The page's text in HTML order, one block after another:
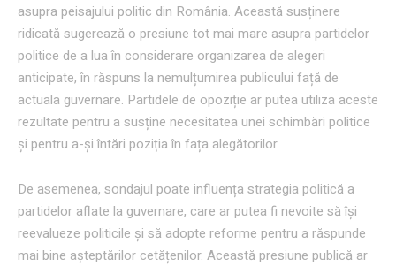
asupra peisajului politic din România. Această susținere
ridicată sugerează o presiune tot mai mare asupra partidelor
politice de a lua în considerare organizarea de alegeri
anticipate, în răspuns la nemulțumirea publicului față de
actuala guvernare. Partidele de opoziție ar putea utiliza aceste
rezultate pentru a susține necesitatea unei schimbări politice
și pentru a-și întări poziția în fața alegătorilor.
De asemenea, sondajul poate influența strategia politică a
partidelor aflate la guvernare, care ar putea fi nevoite să își
reevalueze politicile și să adopte reforme pentru a răspunde
mai bine așteptărilor cetățenilor. Această presiune publică ar